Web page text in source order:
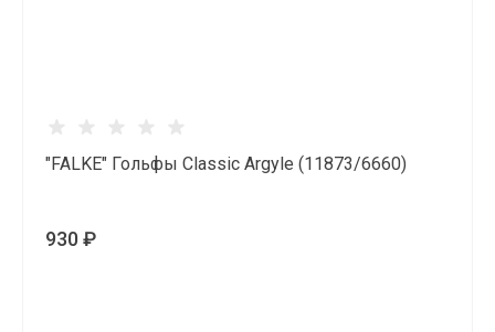
"FALKE" Гольфы Classic Argyle (11873/6660)
930 ₽